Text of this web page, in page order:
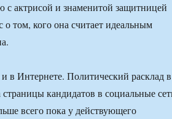
с актрисой и знаменитой защитницей
том, кого она считает идеальным
в Интернете. Политический расклад в
кандидатов в социальные
всего пока у действующего